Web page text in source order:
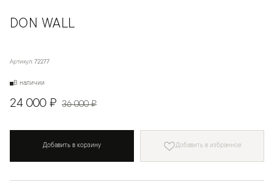
DON WALL
Артикул: 72277
В наличии
24 000 ₽ 36 000 ₽
Добавить в корзину Добавить в избранное